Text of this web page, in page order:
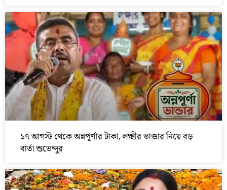
১৭ আগস্ট থেকে অন্নপূর্ণার টাকা, লক্ষ্মীর ভাণ্ডার নিয়ে বড়
বার্তা শুভেন্দুর